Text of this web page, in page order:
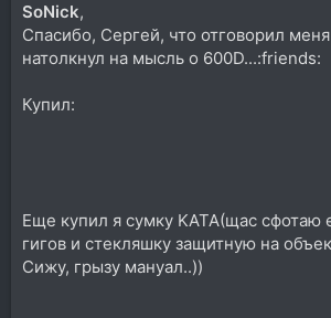
SoNick,
Спасибо, Сергей, что отговорил
натолкнул на мысль о 600D...:friends:
Купил:
Еще купил я сумку KATA(щас сфотаю
гигов и стекляшку защитную на
Сижу, грызу мануал..))